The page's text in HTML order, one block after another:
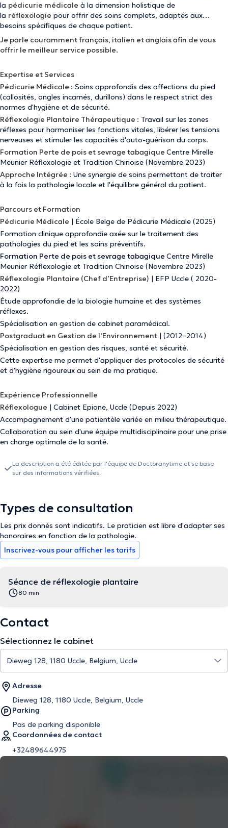
la pédicurie médicale à la dimension holistique de
la réflexologie pour offrir des soins complets, adaptés aux
besoins spécifiques de chaque patient.
Je parle couramment français, italien et anglais afin de vous
offrir le meilleur service possible.
Expertise et Services
Pédicurie Médicale : Soins approfondis des affections du pied
(callosités, ongles incarnés, durillons) dans le respect strict des
normes d'hygiène et de sécurité.
Réflexologie Plantaire Thérapeutique : Travail sur les zones
réflexes pour harmoniser les fonctions vitales, libérer les tensions
nerveuses et stimuler les capacités d'auto-guérison du corps.
Formation Perte de pois et sevrage tabagique Centre Mirelle
Meunier Réflexologie et Tradition Chinoise (Novembre 2023)
Approche Intégrée : Une synergie de soins permettant de traiter
à la fois la pathologie locale et l'équilibre général du patient.
Parcours et Formation
Pédicurie Médicale | École Belge de Pédicurie Médicale (2025)
Formation clinique approfondie axée sur le traitement des
pathologies du pied et les soins préventifs.
Formation Perte de pois et sevrage tabagique Centre Mirelle
Meunier Réflexologie et Tradition Chinoise (Novembre 2023)
Réflexologie Plantaire (Chef d’Entreprise) | EFP Uccle ( 2020-
2022)
Étude approfondie de la biologie humaine et des systèmes
réflexes.
Spécialisation en gestion de cabinet paramédical.
Postgraduat en Gestion de l'Environnement | (2012–2014)
Spécialisation en gestion des risques, santé et sécurité.
Cette expertise me permet d'appliquer des protocoles de sécurité
et d'hygiène rigoureux au sein de ma pratique.
Expérience Professionnelle
Réflexologue | Cabinet Epione, Uccle (Depuis 2022)
Accompagnement d'une patientèle variée en milieu thérapeutique.
Collaboration au sein d'une équipe multidisciplinaire pour une prise
en charge optimale de la santé.
La description a été éditée par l'équipe de Doctoranytime et se base
sur des informations vérifiées.
Types de consultation
Les prix donnés sont indicatifs. Le praticien est libre d'adapter ses
honoraires en fonction de la pathologie.
Inscrivez-vous pour afficher les tarifs
Séance de réflexologie plantaire
80 min
Contact
Sélectionnez le cabinet
Adresse
Dieweg 128, 1180 Uccle, Belgium, Uccle
Parking
Pas de parking disponible
Coordonnées de contact
+32489644975